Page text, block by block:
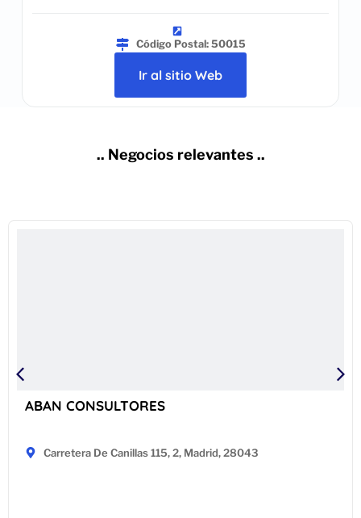
Código Postal: 50015
Ir al sitio Web
.. Negocios relevantes ..
ABAN CONSULTORES
Carretera De Canillas 115, 2, Madrid, 28043